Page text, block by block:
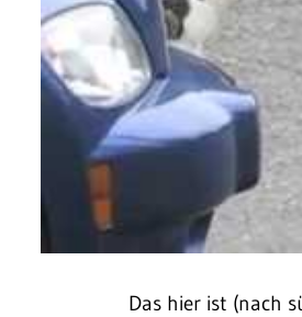
Das hier ist (nach